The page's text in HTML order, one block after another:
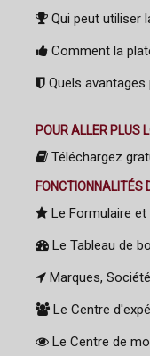
Qui peut utiliser
Comment la
Quels
POUR ALLER PLUS
Téléchargez
FONCTIONNALITÉS
Le Formulaire et
Le Tableau de
Marques,
Le Centre
Le Centre de